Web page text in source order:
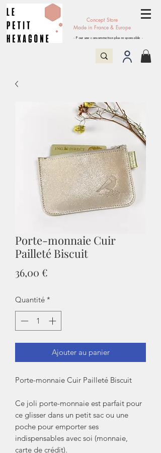
Concept Store
Made in France & Europe
- Pour une consommation plus responsable -
Porte-monnaie Cuir
Pailleté Biscuit
36,00 €
Quantité *
Ajouter au panier
Porte-monnaie Cuir Pailleté Biscuit
Ce joli porte-monnaie est parfait pour
ce glisser dans un petit sac ou une
poche pour emporter ses
indispensables avec soi (monnaie,
carte de crédit).